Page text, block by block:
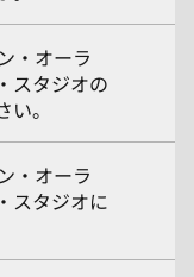
・オーラ
スタジオの
。
・オーラ
スタジオに